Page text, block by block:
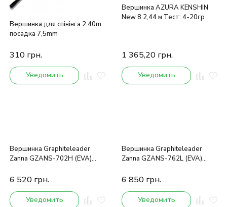
Вершинка для спінінга 2.40m
посадка 7,5mm
310 грн.
Уведомить
Вершинка AZURA KENSHIN
New 8 2,44 м Тест: 4-20гр
1 365,20 грн.
Уведомить
Вершинка Graphiteleader
Zanna GZANS-702H (EVA)
6 520 грн.
Уведомить
Вершинка Graphiteleader
Zanna GZANS-762L (EVA)
6 850 грн.
Уведомить